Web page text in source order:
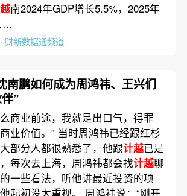
南2024年GDP增长5.5%，2025年
财新数据通频道
南鹏如何成为周鸿祎、王兴们
”
商业前途，我就是出口气，得罪
业价值。” 当时周鸿祎已经跟红杉
部分人都很熟悉了，他跟计越已是
每次去上海，周鸿祎都会找计越聊
一些看法，听他讲最近投资的项
起初没太重视。 周鸿祎说：“刚开